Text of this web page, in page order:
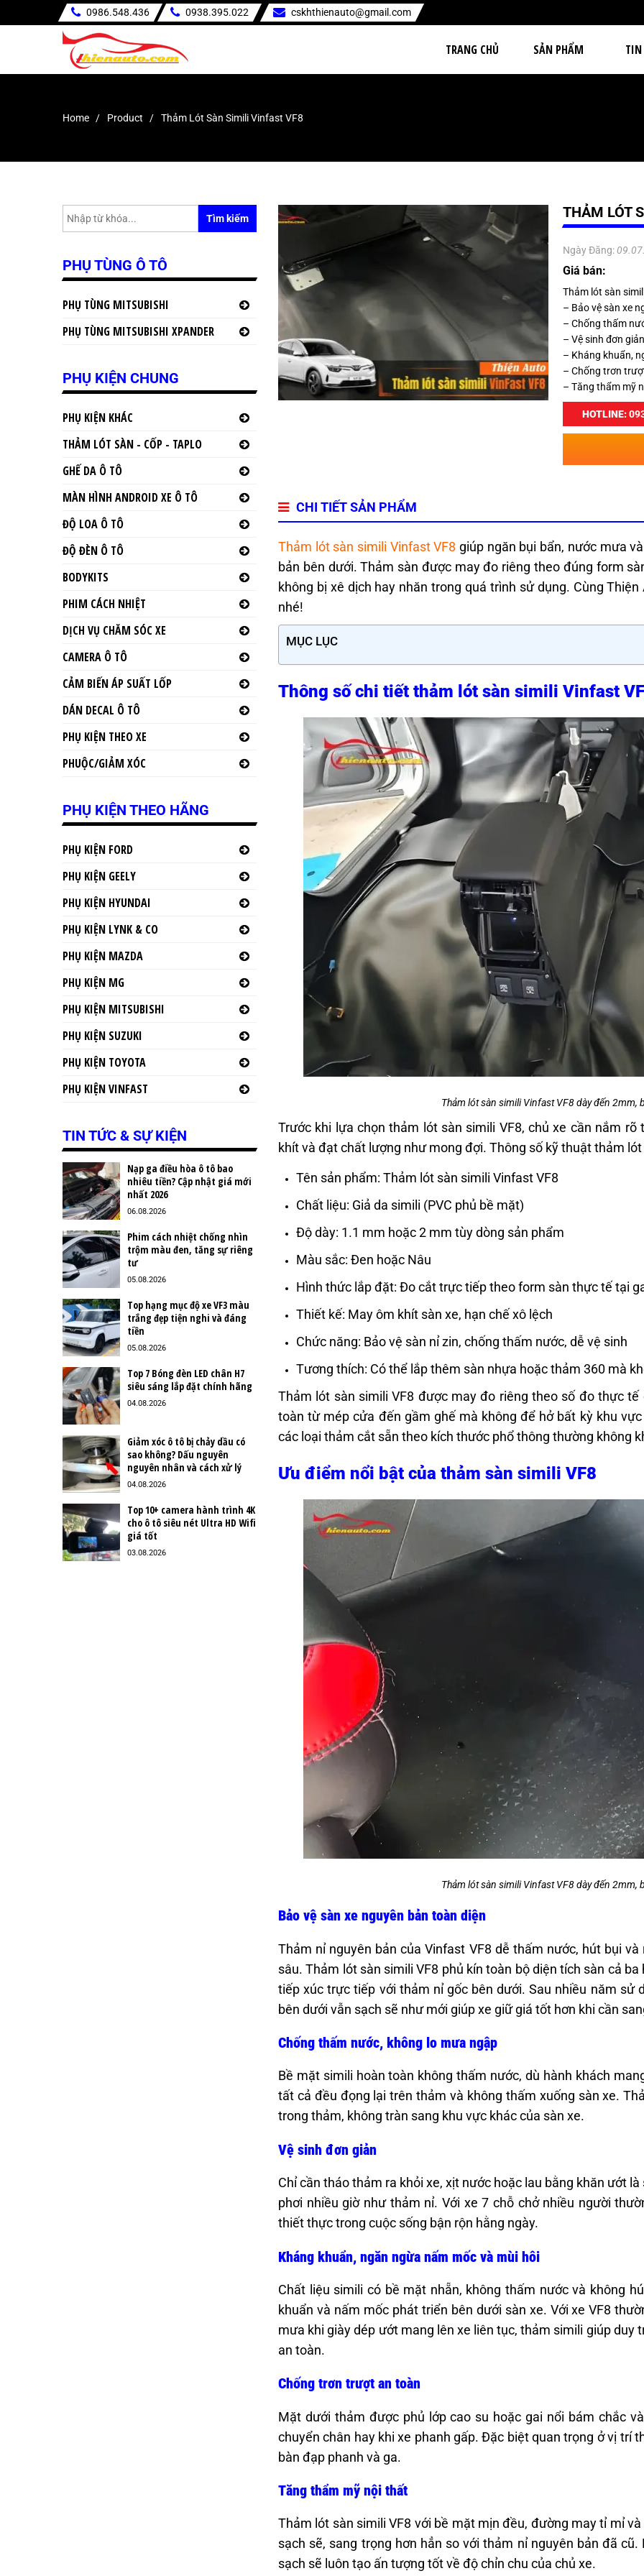
0986.548.436 0938.395.022 cskhthienauto@gmail.com
TRANG CHỦ SẢN PHẨM
Home Product Thảm Lót Sàn Simili Vinfast VF8
THẢM LÓT
Ngày Đăng:
Giá bán:
Thảm lót sàn
– Bảo vệ sàn xe
– Chống thấm
– Vệ sinh đơn
– Kháng khuẩn,
– Chống trơn
– Tăng thẩm mỹ
HOTLINE:
CHI TIẾT SẢN PHẨM
Thảm lót sàn simili Vinfast VF8 giúp ngăn bụi bẩn, nước mưa
bản bên dưới. Thảm sàn được may đo riêng theo đúng form
không bị xê dịch hay nhăn trong quá trình sử dụng. Cùng
nhé!
MỤC LỤC
Thông số chi tiết thảm lót sàn simili Vinfast
Thảm lót sàn simili Vinfast VF8 dày đến 2mm,
Trước khi lựa chọn thảm lót sàn simili VF8, chủ xe cần nắm
khít và đạt chất lượng như mong đợi. Thông số kỹ thuật thảm
Tên sản phẩm: Thảm lót sàn simili Vinfast VF8
Chất liệu: Giả da simili (PVC phủ bề mặt)
Độ dày: 1.1 mm hoặc 2 mm tùy dòng sản phẩm
Màu sắc: Đen hoặc Nâu
Hình thức lắp đặt: Đo cắt trực tiếp theo form sàn thực tế tại
Thiết kế: May ôm khít sàn xe, hạn chế xô lệch
Chức năng: Bảo vệ sàn nỉ zin, chống thấm nước, dễ vệ sinh
Tương thích: Có thể lắp thêm sàn nhựa hoặc thảm 360 mà
Thảm lót sàn simili VF8 được may đo riêng theo số đo thực
toàn từ mép cửa đến gầm ghế mà không để hở bất kỳ khu
các loại thảm cắt sẵn theo kích thước phổ thông thường không
Ưu điểm nổi bật của thảm sàn simili VF8
Thảm lót sàn simili Vinfast VF8 dày đến 2mm,
Bảo vệ sàn xe nguyên bản toàn diện
Thảm nỉ nguyên bản của Vinfast VF8 dễ thấm nước, hút bụi
sâu. Thảm lót sàn simili VF8 phủ kín toàn bộ diện tích sàn cả
tiếp xúc trực tiếp với thảm nỉ gốc bên dưới. Sau nhiều năm sử
bên dưới vẫn sạch sẽ như mới giúp xe giữ giá tốt hơn khi cần
Chống thấm nước, không lo mưa ngập
Bề mặt simili hoàn toàn không thấm nước, dù hành khách
tất cả đều đọng lại trên thảm và không thấm xuống sàn xe.
trong thảm, không tràn sang khu vực khác của sàn xe.
Vệ sinh đơn giản
Chỉ cần tháo thảm ra khỏi xe, xịt nước hoặc lau bằng khăn ướt
phơi nhiều giờ như thảm nỉ. Với xe 7 chỗ chở nhiều người
thiết thực trong cuộc sống bận rộn hằng ngày.
Kháng khuẩn, ngăn ngừa nấm mốc và mùi hôi
Chất liệu simili có bề mặt nhẵn, không thấm nước và không
khuẩn và nấm mốc phát triển bên dưới sàn xe. Với xe VF8
mưa khi giày dép ướt mang lên xe liên tục, thảm simili giúp duy
an toàn.
Chống trơn trượt an toàn
Mặt dưới thảm được phủ lớp cao su hoặc gai nổi bám chắc
chuyển chân hay khi xe phanh gấp. Đặc biệt quan trọng ở vị trí
bàn đạp phanh và ga.
Tăng thẩm mỹ nội thất
Thảm lót sàn simili VF8 với bề mặt mịn đều, đường may tỉ mỉ
sạch sẽ, sang trọng hơn hẳn so với thảm nỉ nguyên bản đã
sạch sẽ luôn tạo ấn tượng tốt về độ chỉn chu của chủ xe.
Tìm kiếm
PHỤ TÙNG Ô TÔ
PHỤ TÙNG MITSUBISHI
PHỤ TÙNG MITSUBISHI XPANDER
PHỤ KIỆN CHUNG
PHỤ KIỆN KHÁC
THẢM LÓT SÀN - CỐP - TAPLO
GHẾ DA Ô TÔ
MÀN HÌNH ANDROID XE Ô TÔ
ĐỘ LOA Ô TÔ
ĐỘ ĐÈN Ô TÔ
BODYKITS
PHIM CÁCH NHIỆT
DỊCH VỤ CHĂM SÓC XE
CAMERA Ô TÔ
CẢM BIẾN ÁP SUẤT LỐP
DÁN DECAL Ô TÔ
PHỤ KIỆN THEO XE
PHUỘC/GIẢM XÓC
PHỤ KIỆN THEO HÃNG
PHỤ KIỆN FORD
PHỤ KIỆN GEELY
PHỤ KIỆN HYUNDAI
PHỤ KIỆN LYNK & CO
PHỤ KIỆN MAZDA
PHỤ KIỆN MG
PHỤ KIỆN MITSUBISHI
PHỤ KIỆN SUZUKI
PHỤ KIỆN TOYOTA
PHỤ KIỆN VINFAST
TIN TỨC & SỰ KIỆN
Nạp ga điều hòa ô tô bao
nhiêu tiền? Cập nhật giá mới
nhất 2026
06.08.2026
Phim cách nhiệt chống nhìn
trộm màu đen, tăng sự riêng
tư
05.08.2026
Top hạng mục độ xe VF3 màu
trắng đẹp tiện nghi và đáng
tiền
05.08.2026
Top 7 Bóng đèn LED chân H7
siêu sáng lắp đặt chính hãng
04.08.2026
Giảm xóc ô tô bị chảy dầu có
sao không? Dấu nguyên
nguyên nhân và cách xử lý
04.08.2026
Top 10+ camera hành trình 4K
cho ô tô siêu nét Ultra HD Wifi
giá tốt
03.08.2026